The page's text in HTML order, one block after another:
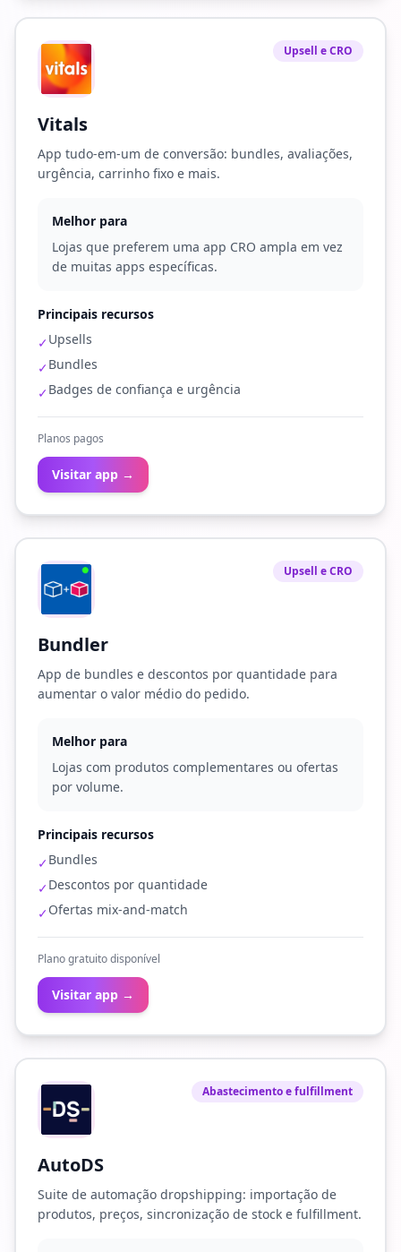
Upsell e CRO
Vitals
App tudo-em-um de conversão: bundles, avaliações,
urgência, carrinho fixo e mais.
Melhor para
Lojas que preferem uma app CRO ampla em vez
de muitas apps específicas.
Principais recursos
✓Upsells
✓Bundles
✓Badges de confiança e urgência
Planos pagos
Visitar app →
Upsell e CRO
Bundler
App de bundles e descontos por quantidade para
aumentar o valor médio do pedido.
Melhor para
Lojas com produtos complementares ou ofertas
por volume.
Principais recursos
✓Bundles
✓Descontos por quantidade
✓Ofertas mix-and-match
Plano gratuito disponível
Visitar app →
Abastecimento e fulfillment
AutoDS
Suite de automação dropshipping: importação de
produtos, preços, sincronização de stock e fulfillment.